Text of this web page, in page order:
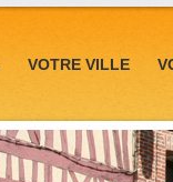
VOTRE VILLE